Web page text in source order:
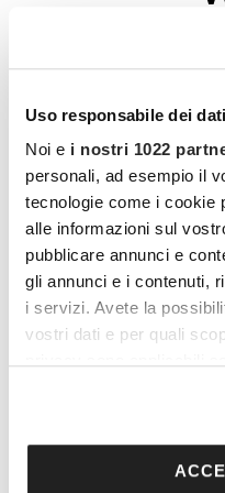
Uso responsabile dei dati
Noi e i nostri 1022
personali, ad esempio il
tecnologie come i cookie
alle informazioni sul
pubblicare annunci e
gli annunci e i contenuti,
i servizi. Avete la
vostri dati e per quali
modificare o revocare il
sull'icona di attivazione
Tutto quello che
menopausa e che
I 10 (+1)